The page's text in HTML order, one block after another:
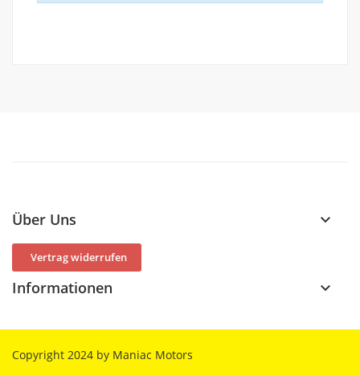
Über Uns keyboard_arrow_down
Vertrag widerrufen
Informationen keyboard_arrow_down
Copyright 2024 by Maniac Motors